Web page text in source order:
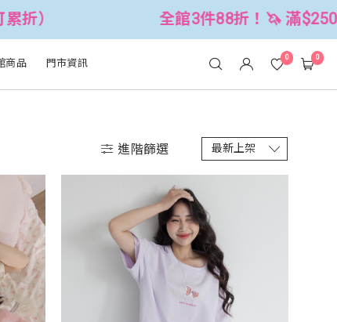
館3件88折！🦄 滿$2500折$300 (可累折）
商品 門市資訊 0 0
進階篩選